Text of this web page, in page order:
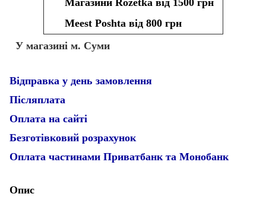
Meest Poshta від 800 грн
У магазині м. Суми
Відправка у день замовлення
Післяплата
Оплата на сайті
Безготівковий розрахунок
Оплата частинами Приватбанк та Монобанк
Опис